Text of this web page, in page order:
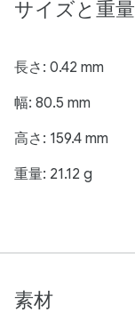
サイズと​重量
長さ: 0.42 mm
幅: 80.5 mm
高さ: 159.4 mm
重量: 21.12 g
素材